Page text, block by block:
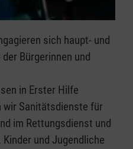
sich haupt- und
Bürgerinnen und
in Erster Hilfe
Sanitätsdienste für
im Rettungsdienst und
und Jugendliche